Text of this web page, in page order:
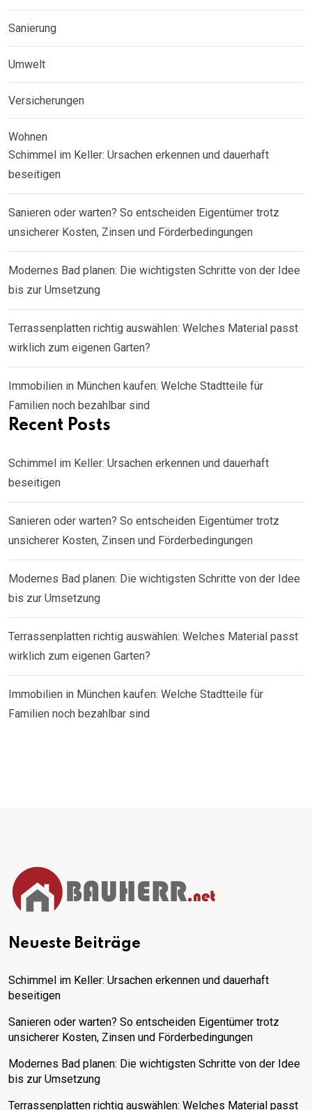
Sanierung
Umwelt
Versicherungen
Wohnen
Schimmel im Keller: Ursachen erkennen und dauerhaft
beseitigen
Sanieren oder warten? So entscheiden Eigentümer trotz
unsicherer Kosten, Zinsen und Förderbedingungen
Modernes Bad planen: Die wichtigsten Schritte von der Idee
bis zur Umsetzung
Terrassenplatten richtig auswählen: Welches Material passt
wirklich zum eigenen Garten?
Immobilien in München kaufen: Welche Stadtteile für
Familien noch bezahlbar sind
Recent Posts
Schimmel im Keller: Ursachen erkennen und dauerhaft
beseitigen
Sanieren oder warten? So entscheiden Eigentümer trotz
unsicherer Kosten, Zinsen und Förderbedingungen
Modernes Bad planen: Die wichtigsten Schritte von der Idee
bis zur Umsetzung
Terrassenplatten richtig auswählen: Welches Material passt
wirklich zum eigenen Garten?
Immobilien in München kaufen: Welche Stadtteile für
Familien noch bezahlbar sind
Neueste Beiträge
Schimmel im Keller: Ursachen erkennen und dauerhaft
beseitigen
Sanieren oder warten? So entscheiden Eigentümer trotz
unsicherer Kosten, Zinsen und Förderbedingungen
Modernes Bad planen: Die wichtigsten Schritte von der Idee
bis zur Umsetzung
Terrassenplatten richtig auswählen: Welches Material passt